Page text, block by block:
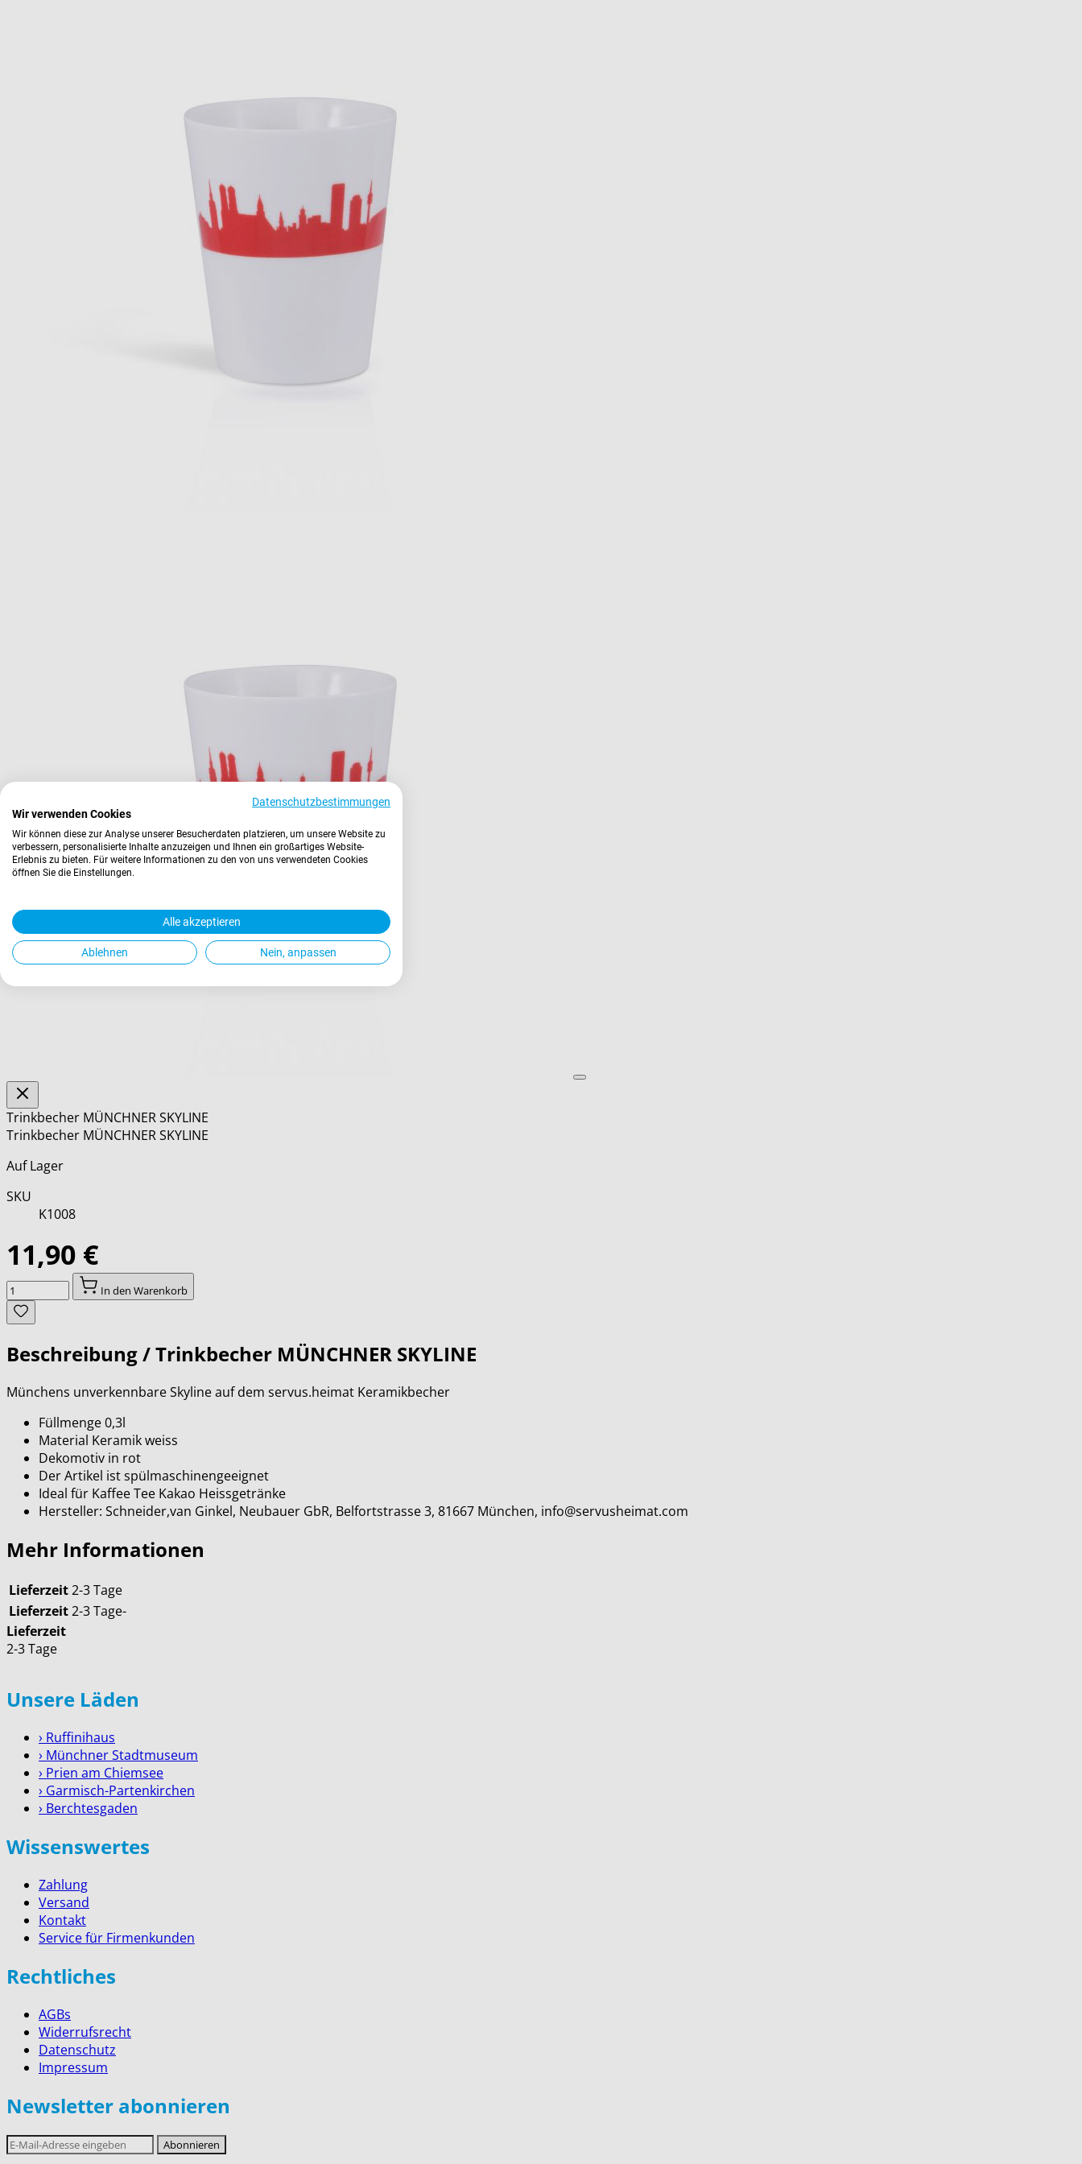
Trinkbecher MÜNCHNER SKYLINE
Trinkbecher MÜNCHNER SKYLINE
Auf Lager
SKU
K1008
11,90 €
Menge
In den Warenkorb
Beschreibung /Trinkbecher MÜNCHNER SKYLINE
Münchens unverkennbare Skyline auf dem servus.heimat Keramikbecher
Füllmenge 0,3l
Material Keramik weiss
Dekomotiv in rot
Der Artikel ist spülmaschinengeeignet
Ideal für Kaffee Tee Kakao Heissgetränke
Hersteller: Schneider,van Ginkel, Neubauer GbR, Belfortstrasse 3, 81667 München, info@servusheimat.com
Mehr Informationen
Lieferzeit2-3 Tage
Lieferzeit2-3 Tage-
Lieferzeit
2-3 Tage
Unsere Läden
› Ruffinihaus
› Münchner Stadtmuseum
› Prien am Chiemsee
› Garmisch-Partenkirchen
› Berchtesgaden
Wissenswertes
Zahlung
Versand
Kontakt
Service für Firmenkunden
Rechtliches
AGBs
Widerrufsrecht
Datenschutz
Impressum
Newsletter abonnieren
E-
Mail-
Abonnieren
Datenschutzbestimmungen
Wir verwenden Cookies
Wir können diese zur Analyse unserer Besucherdaten platzieren, um unsere Website zu
verbessern, personalisierte Inhalte anzuzeigen und Ihnen ein großartiges Website-
Erlebnis zu bieten. Für weitere Informationen zu den von uns verwendeten Cookies
öffnen Sie die Einstellungen.
Alle akzeptieren
Ablehnen Nein, anpassen